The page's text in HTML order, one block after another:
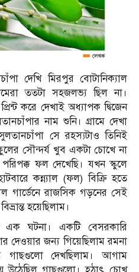
দেখি মিরপুর বোটানিক্যাল
ততটা সহজলভ্য ছিল না।
করে দেখাই অধ্যাপক দ্বিজেন
নাম শুনি। গ্রামে দেখা
সে রহস্যটাও তিনিই
সৌন্দর্য খুব একটা চোখে না
ফল দেখেছি। যখন স্কুলে
কন্ন্যাল (ফল) বিক্রি হতে
গার্ডেনে রাজসিক গড়নের সেই
হয়েছিলাম।
ঘটনা। একটি বেসরকারি
দেওয়ার জন্য গিয়েছিলাম রমনা
গাছগুলো দেখছিলাম। আগাম